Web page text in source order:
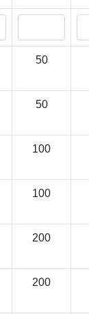
50
50
100
100
200
200